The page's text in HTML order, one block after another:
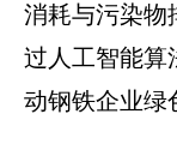
消耗与污染物
过人工智能算
动钢铁企业绿